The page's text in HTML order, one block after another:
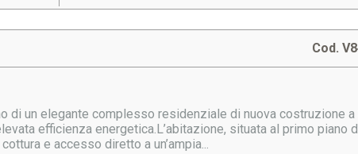
Cod.
di un elegante complesso residenziale di nuova costruzione
efficienza energetica.L’abitazione, situata al primo piano
e accesso diretto a un’ampia...